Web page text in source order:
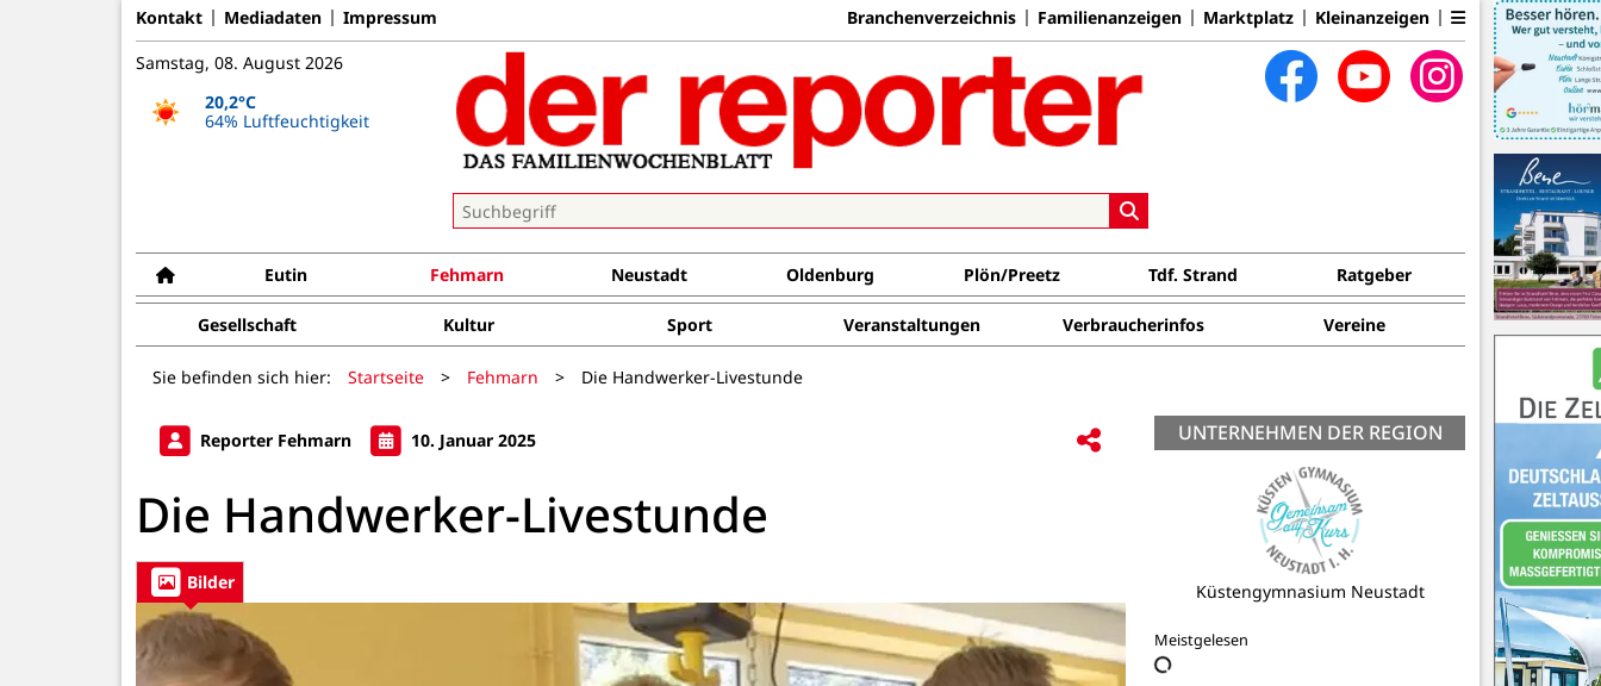
Kontakt Mediadaten Impressum Branchenverzeichnis Familienanzeigen Marktplatz Kleinanzeigen
Samstag, 08. August 2026
20,2°C
64% Luftfeuchtigkeit
Eutin Fehmarn Neustadt Oldenburg Plön/Preetz Tdf. Strand Ratgeber
Gesellschaft Kultur Sport Veranstaltungen Verbraucherinfos Vereine
Sie befinden sich hier: Startseite > Fehmarn > Die Handwerker-Livestunde
Reporter Fehmarn 10. Januar 2025
Die Handwerker-Livestunde
Bilder
UNTERNEHMEN DER REGION
Aqua-Technik Esmann UG & Co. KG
Meistgelesen